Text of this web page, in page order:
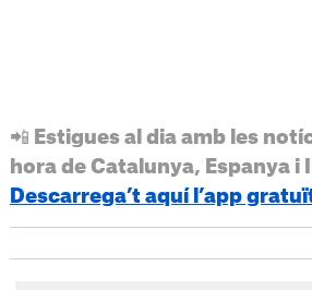
📲 Estigues al dia amb les
hora de Catalunya, Espanya i
Descarrega’t aquí l’app